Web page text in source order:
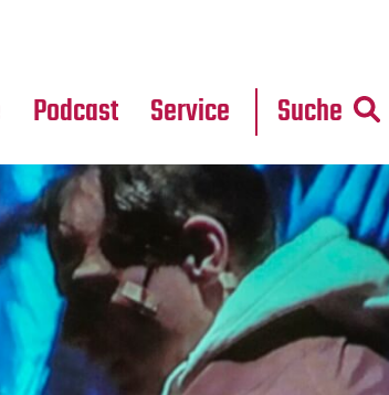
Podcast Service Suche